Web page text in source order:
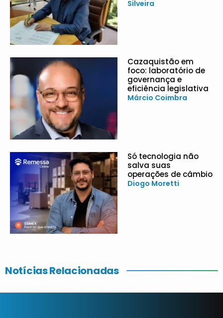
Silveira
Cazaquistão em
foco: laboratório de
governança e
eficiência legislativa
Márcio Coimbra
Só tecnologia não
salva suas
operações de câmbio
Diogo Moretti
Notícias Relacionadas